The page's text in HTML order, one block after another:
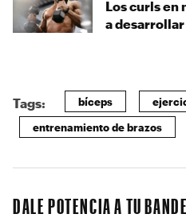
Los curls en
a desarrollar
Tags: bíceps
entrenamiento de brazos
DALE POTENCIA A TU